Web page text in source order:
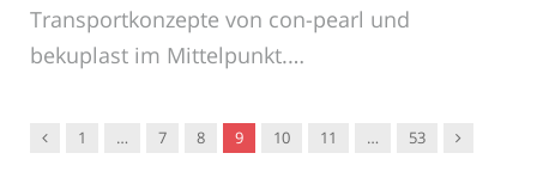
Transportkonzepte von con-pearl und
bekuplast im Mittelpunkt.…
Vorgänger
1 … 7 8 9 10 11 … 53 Nachfolger